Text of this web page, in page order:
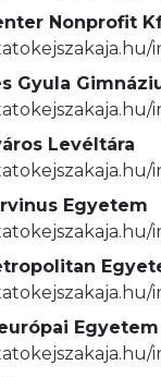
Nonprofit
Gyula
Levéltára
Egyetem
Egyetem